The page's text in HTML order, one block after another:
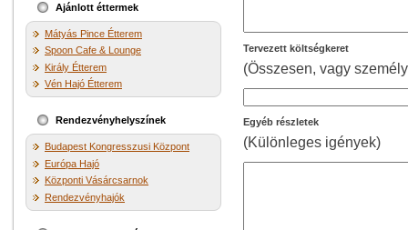
Ajánlott éttermek
Mátyás Pince Étterem
Spoon Cafe & Lounge
Király Étterem
Vén Hajó Étterem
Rendezvényhelyszínek
Budapest Kongresszusi Központ
Európa Hajó
Központi Vásárcsarnok
Rendezvényhajók
Tervezett költségkeret
(Összesen, vagy
Egyéb részletek
(Különleges igények)